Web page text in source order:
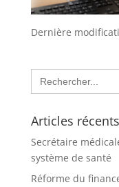
Dernière
Search
for:
Articles récents
Secrétaire
système de santé
Réforme du